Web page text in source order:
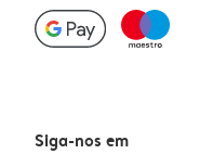
Siga-nos em